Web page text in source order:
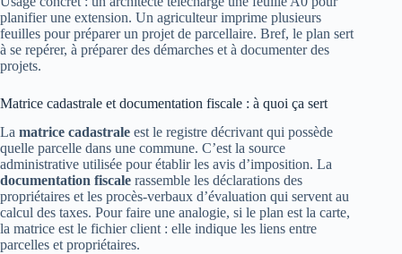
planifier une extension. Un agriculteur imprime plusieurs
feuilles pour préparer un projet de parcellaire. Bref, le plan sert
à se repérer, à préparer des démarches et à documenter des
projets.
Matrice cadastrale et documentation fiscale : à quoi ça sert
La matrice cadastrale est le registre décrivant qui possède
quelle parcelle dans une commune. C’est la source
administrative utilisée pour établir les avis d’imposition. La
documentation fiscale rassemble les déclarations des
propriétaires et les procès‑verbaux d’évaluation qui servent au
calcul des taxes. Pour faire une analogie, si le plan est la carte,
la matrice est le fichier client : elle indique les liens entre
parcelles et propriétaires.